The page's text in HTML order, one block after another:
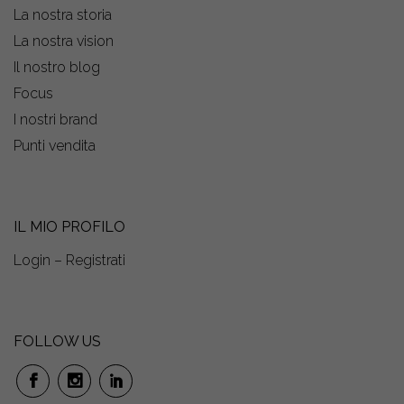
La nostra storia
La nostra vision
Il nostro blog
Focus
I nostri brand
Punti vendita
IL MIO PROFILO
Login – Registrati
FOLLOW US